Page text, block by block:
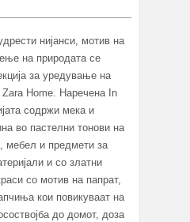
нијанси, мотив на
на природата се
за уредување на
Home. Наречена In
содржи мека и
во пастелни тонови на
мебел и предмети за
и со златни
со мотив на папрат,
кои повикуваат на
до домот, доза